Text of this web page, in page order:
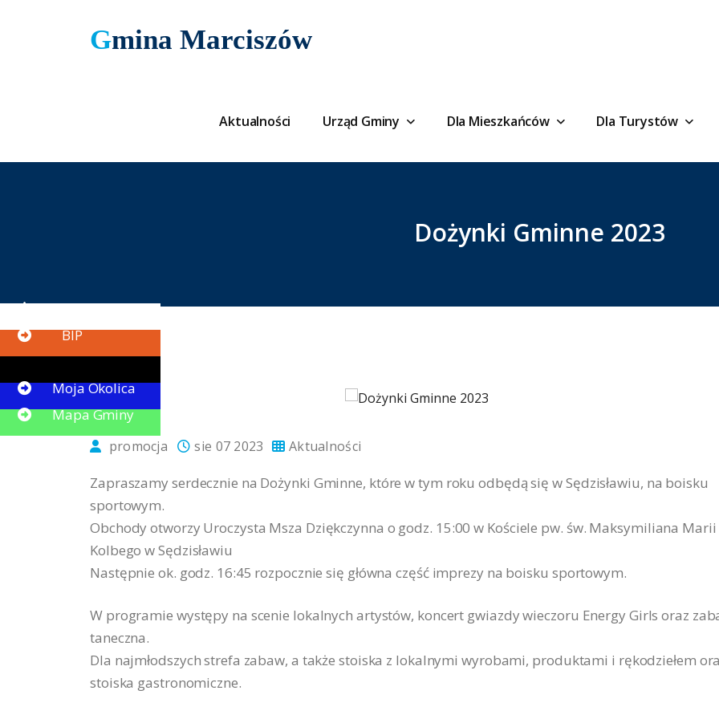
Gmina Marciszów
Aktualności Urząd Gminy Dla Mieszkańców Dla Turystów
Dożynki Gminne 2023
promocja sie 07 2023 Aktualności
Zapraszamy serdecznie na Dożynki Gminne, które w tym roku odbędą się w Sędzisławiu, na boisku
sportowym.
Obchody otworzy Uroczysta Msza Dziękczynna o godz. 15:00 w Kościele pw. św. Maksymiliana Marii
Kolbego w Sędzisławiu
Następnie ok. godz. 16:45 rozpocznie się główna część imprezy na boisku sportowym.
W programie występy na scenie lokalnych artystów, koncert gwiazdy wieczoru Energy Girls oraz
taneczna.
Dla najmłodszych strefa zabaw, a także stoiska z lokalnymi wyrobami, produktami i rękodziełem
stoiska gastronomiczne.
Button
BIP
Button
Moja Okolica
Mapa Gminy